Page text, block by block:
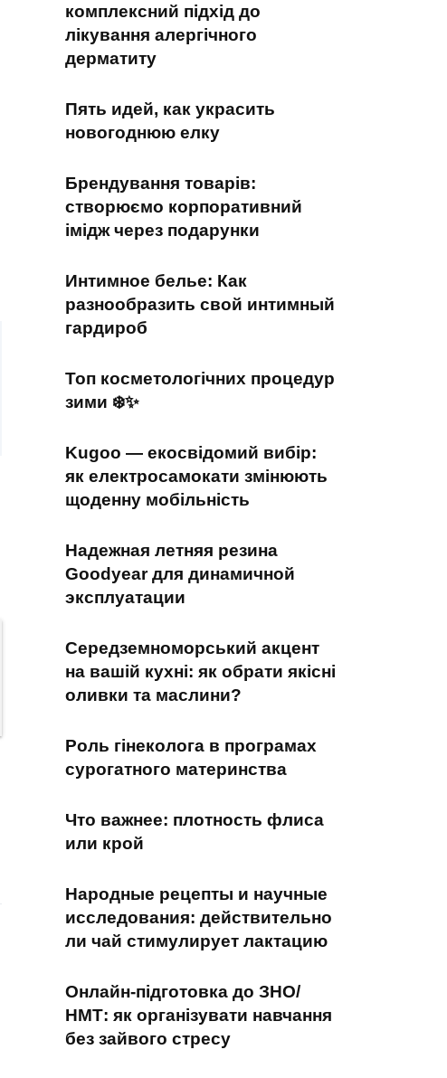
комплексний підхід до
лікування алергічного
дерматиту
Пять идей, как украсить
новогоднюю елку
Брендування товарів:
створюємо корпоративний
імідж через подарунки
Интимное белье: Как
разнообразить свой интимный
гардироб
Топ косметологічних процедур
зими ❄️✨
Kugoo — екосвідомий вибір:
як електросамокати змінюють
щоденну мобільність
Надежная летняя резина
Goodyear для динамичной
эксплуатации
Середземноморський акцент
на вашій кухні: як обрати якісні
оливки та маслини?
Роль гінеколога в програмах
сурогатного материнства
Что важнее: плотность флиса
или крой
Народные рецепты и научные
исследования: действительно
ли чай стимулирует лактацию
Онлайн-підготовка до ЗНО/
НМТ: як організувати навчання
без зайвого стресу